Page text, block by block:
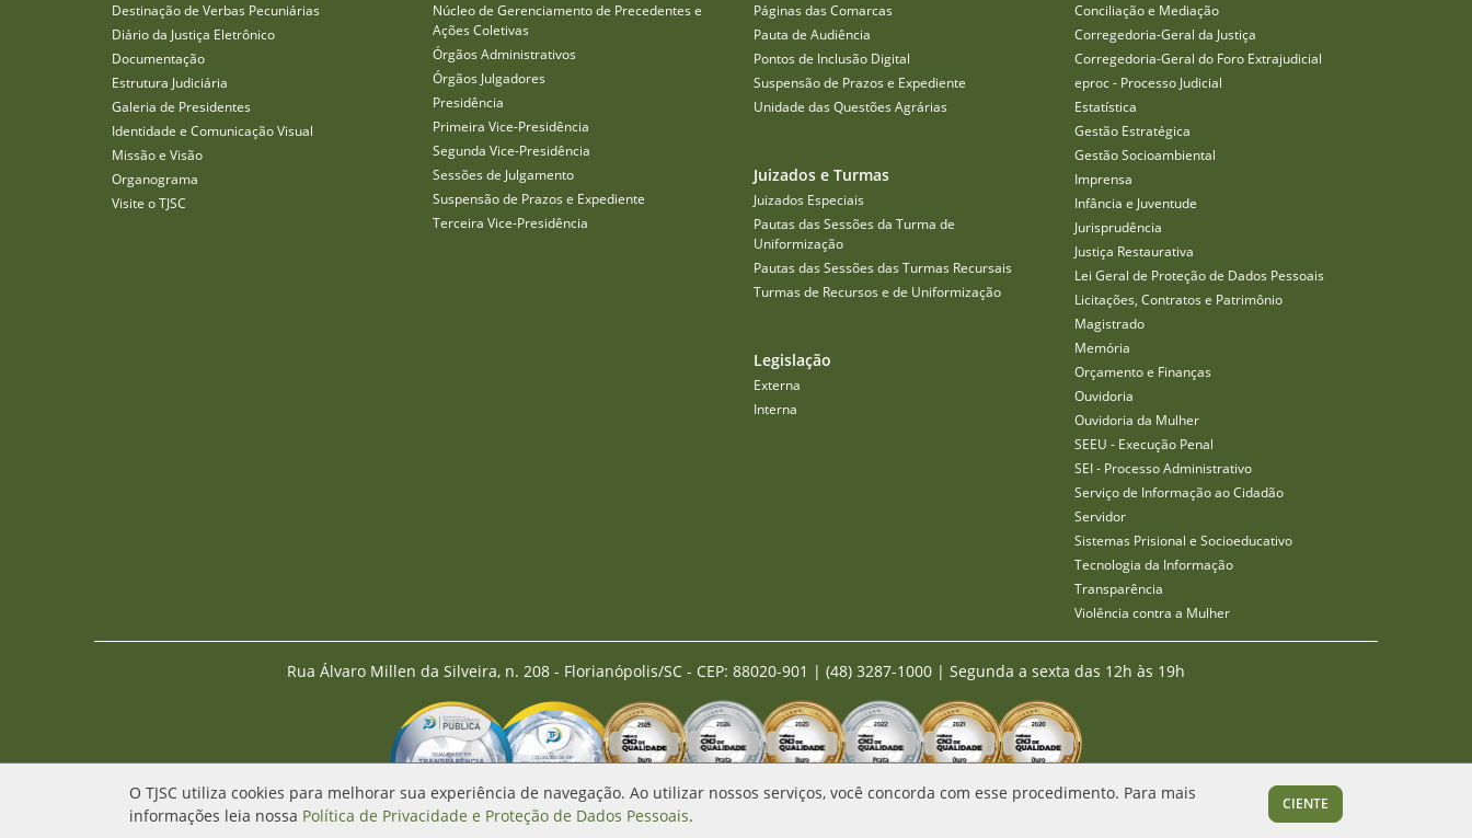
O TJSC utiliza cookies para melhorar sua experiência de navegação. Ao utilizar nossos serviços, você concorda com esse procedimento. Para mais
informações leia nossa Política de Privacidade e Proteção de Dados Pessoais.
CIENTE
Destinação de Verbas Pecuniárias
Diário da Justiça Eletrônico
Documentação
Estrutura Judiciária
Galeria de Presidentes
Identidade e Comunicação Visual
Missão e Visão
Organograma
Visite o TJSC
Núcleo de Gerenciamento de Precedentes e
Ações Coletivas
Órgãos Administrativos
Órgãos Julgadores
Presidência
Primeira Vice-Presidência
Segunda Vice-Presidência
Sessões de Julgamento
Suspensão de Prazos e Expediente
Terceira Vice-Presidência
Páginas das Comarcas
Pauta de Audiência
Pontos de Inclusão Digital
Suspensão de Prazos e Expediente
Unidade das Questões Agrárias
Juizados e Turmas
Juizados Especiais
Pautas das Sessões da Turma de
Uniformização
Pautas das Sessões das Turmas Recursais
Turmas de Recursos e de Uniformização
Legislação
Externa
Interna
Conciliação e Mediação
Corregedoria-Geral da Justiça
Corregedoria-Geral do Foro Extrajudicial
eproc - Processo Judicial
Estatística
Gestão Estratégica
Gestão Socioambiental
Imprensa
Infância e Juventude
Jurisprudência
Justiça Restaurativa
Lei Geral de Proteção de Dados Pessoais
Licitações, Contratos e Patrimônio
Magistrado
Memória
Orçamento e Finanças
Ouvidoria
Ouvidoria da Mulher
SEEU - Execução Penal
SEI - Processo Administrativo
Serviço de Informação ao Cidadão
Servidor
Sistemas Prisional e Socioeducativo
Tecnologia da Informação
Transparência
Violência contra a Mulher
Rua Álvaro Millen da Silveira, n. 208 - Florianópolis/SC - CEP: 88020-901 | (48) 3287-1000 | Segunda a sexta das 12h às 19h